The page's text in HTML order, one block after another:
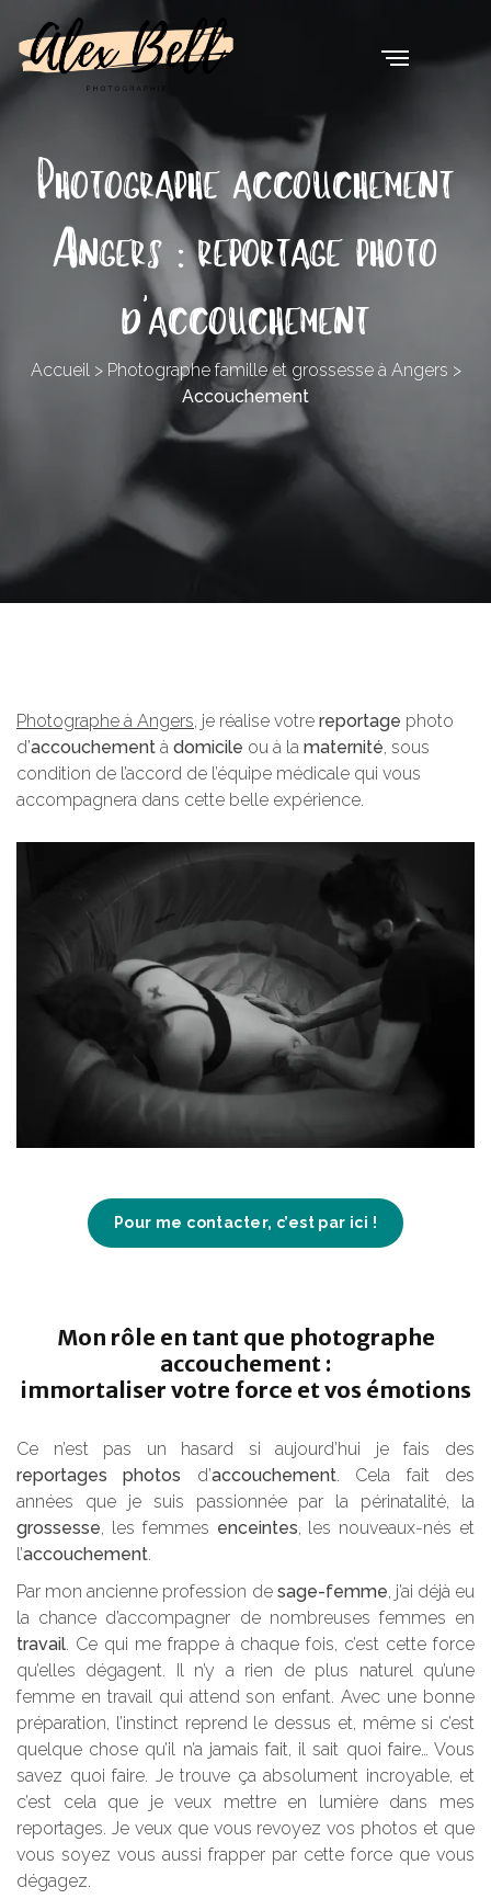
Photographe accouchement
Angers : reportage photo
d'accouchement
Accueil> Photographe famille et grossesse à Angers >
Accouchement
Photographe à Angers, je réalise votre reportage photo
d’accouchement à domicile ou à la maternité, sous
condition de l’accord de l’équipe médicale qui vous
accompagnera dans cette belle expérience.
Pour me contacter, c’est par ici !
Mon rôle en tant que photographe
accouchement :
immortaliser votre force et vos émotions
Ce n’est pas un hasard si aujourd’hui je fais des
reportages
photos d’accouchement. Cela fait des
années que je suis passionnée par la périnatalité, la
grossesse, les femmes enceintes, les nouveaux-nés et
l’accouchement.
Par mon ancienne profession desage-femme, j’ai déjà eu
la chance d’accompagner de nombreuses femmes en
travail. Ce qui me frappe à chaque fois, c’est cette force
qu’elles dégagent. Il n’y a rien de plus naturel qu’une
femme en travail qui attend son enfant. Avec une bonne
préparation, l’instinct reprend le dessus et, même si c’est
quelque chose qu’il n’a jamais fait, il sait quoi faire… Vous
savez quoi faire. Je trouve ça absolument incroyable, et
c’est cela que je veux mettre en lumière dans mes
reportages. Je veux que vous revoyez vos photos et que
vous soyez vous aussi frapper par cette force que vous
dégagez.